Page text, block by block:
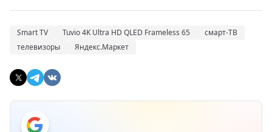
Smart TV Tuvio 4K Ultra HD QLED Frameless 65
смарт-ТВ
телевизоры
Яндекс.Маркет